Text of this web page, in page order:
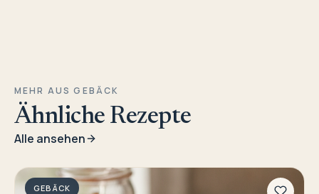
MEHR AUS GEBÄCK
Ähnliche Rezepte
Alle ansehen
GEBÄCK